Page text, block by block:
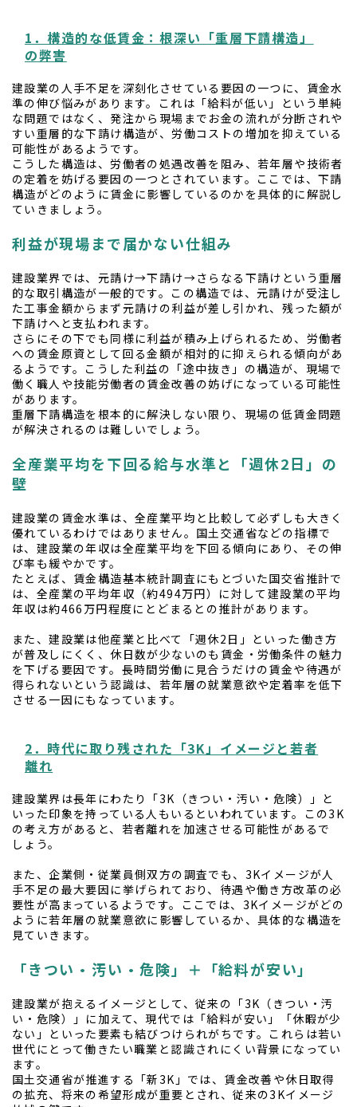
1．構造的な低賃金：根深い「重層下請構造」
の弊害
建設業の人手不足を深刻化させている要因の一つに、賃金水
準の伸び悩みがあります。これは「給料が低い」という単純
な問題ではなく、発注から現場までお金の流れが分断されや
すい重層的な下請け構造が、労働コストの増加を抑えている
可能性があるようです。
こうした構造は、労働者の処遇改善を阻み、若年層や技術者
の定着を妨げる要因の一つとされています。ここでは、下請
構造がどのように賃金に影響しているのかを具体的に解説し
ていきましょう。
利益が現場まで届かない仕組み
建設業界では、元請け→下請け→さらなる下請けという重層
的な取引構造が一般的です。この構造では、元請けが受注し
た工事金額からまず元請けの利益が差し引かれ、残った額が
下請けへと支払われます。
さらにその下でも同様に利益が積み上げられるため、労働者
への賃金原資として回る金額が相対的に抑えられる傾向があ
るようです。こうした利益の「途中抜き」の構造が、現場で
働く職人や技能労働者の賃金改善の妨げになっている可能性
があります。
重層下請構造を根本的に解決しない限り、現場の低賃金問題
が解決されるのは難しいでしょう。
全産業平均を下回る給与水準と「週休2日」の
壁
建設業の賃金水準は、全産業平均と比較して必ずしも大きく
優れているわけではありません。国土交通省などの指標で
は、建設業の年収は全産業平均を下回る傾向にあり、その伸
び率も緩やかです。
たとえば、賃金構造基本統計調査にもとづいた国交省推計で
は、全産業の平均年収（約494万円）に対して建設業の平均
年収は約466万円程度にとどまるとの推計があります。
また、建設業は他産業と比べて「週休2日」といった働き方
が普及しにくく、休日数が少ないのも賃金・労働条件の魅力
を下げる要因です。長時間労働に見合うだけの賃金や待遇が
得られないという認識は、若年層の就業意欲や定着率を低下
させる一因にもなっています。
2．時代に取り残された「3K」イメージと若者
離れ
建設業界は長年にわたり「3K（きつい・汚い・危険）」と
いった印象を持っている人もいるといわれています。この3K
の考え方があると、若者離れを加速させる可能性があるで
しょう。
また、企業側・従業員側双方の調査でも、3Kイメージが人
手不足の最大要因に挙げられており、待遇や働き方改革の必
要性が高まっているようです。ここでは、3Kイメージがどの
ように若年層の就業意欲に影響しているか、具体的な構造を
見ていきます。
「きつい・汚い・危険」＋「給料が安い」
建設業が抱えるイメージとして、従来の「3K（きつい・汚
い・危険）」に加えて、現代では「給料が安い」「休暇が少
ない」といった要素も結びつけられがちです。これらは若い
世代にとって働きたい職業と認識されにくい背景になってい
ます。
国土交通省が推進する「新3K」では、賃金改善や休日取得
の拡充、将来の希望形成が重要とされ、従来の3Kイメージ